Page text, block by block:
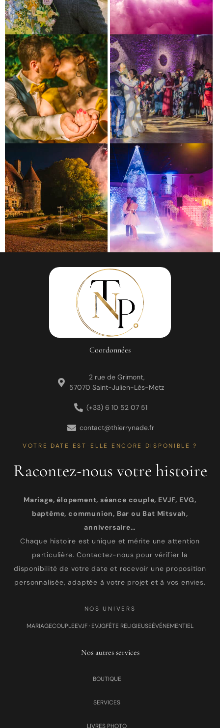
Coordonnées
2 rue de Grimont,
57070 Saint-Julien-Lès-Metz
(+33) 6 10 52 07 51
contact@thierrynade.fr
VOTRE DATE EST-ELLE ENCORE DISPONIBLE ?
Racontez-nous votre histoire
Mariage, élopement, séance couple, EVJF, EVG,
baptême, communion, Bar ou Bat Mitsvah,
anniversaire…
Chaque histoire est unique et mérite une attention
particulière. Contactez-nous pour vérifier la
disponibilité de votre date et recevoir une proposition
personnalisée, adaptée à votre projet et à vos envies.
NOS UNIVERS
MARIAGECOUPLEEVJF · EVJGFÊTE RELIGIEUSEÉVÉNEMENTIEL
Nos autres services
BOUTIQUE
SERVICES
LIVRES PHOTO